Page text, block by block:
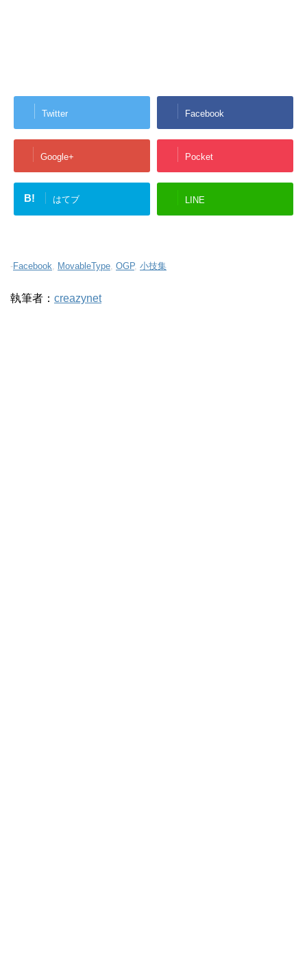
Twitter Facebook
Google+ Pocket
B! はてブ LINE
-Facebook, MovableType, OGP, 小技集
執筆者： creazynet